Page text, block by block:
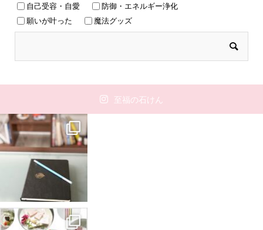
自己受容・自愛
防御・エネルギー浄化
願いが叶った
魔法グッズ
至福の石けん